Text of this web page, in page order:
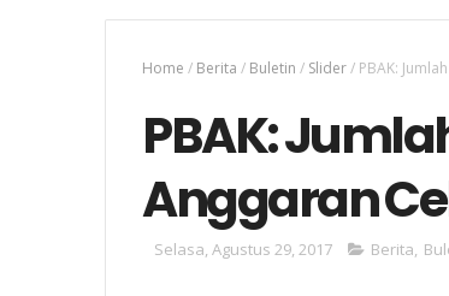
Home / Berita / Buletin / Slider/ PBAK:
PBAK:
Anggaran
Selasa, Agustus 29, 2017 Berita,